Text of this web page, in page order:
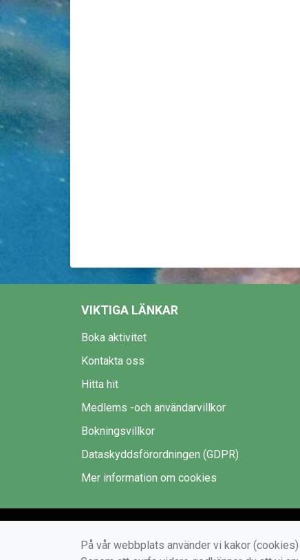
VIKTIGA LÄNKAR
Boka aktivitet
Kontakta oss
Hitta hit
Medlems -och användarvillkor
Bokningsvillkor
Dataskyddsförordningen (GDPR)
Mer information om cookies
På vår webbplats använder vi kakor